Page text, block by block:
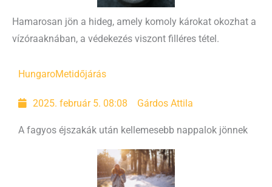
Hamarosan jön a hideg, amely komoly károkat okozhat a
vízóraaknában, a védekezés viszont filléres tétel.
HungaroMetidőjárás
2025. február 5. 08:08 Gárdos Attila
A fagyos éjszakák után kellemesebb nappalok jönnek